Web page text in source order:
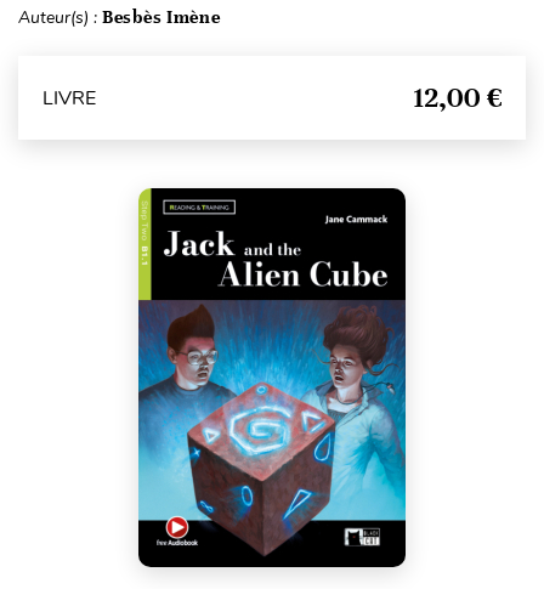
Auteur(s) : Besbès Imène
LIVRE 12,00 €